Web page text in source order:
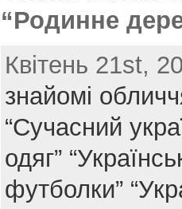
“Родинне
Квітень 21st,
знайомі
“Сучасний
одяг”
футболки”